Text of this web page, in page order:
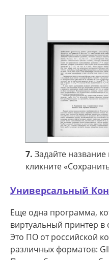
7. Задайте название
кликните
Универсальный
Еще одна программа,
виртуальный принтер
Это ПО от российской
различных форматов: